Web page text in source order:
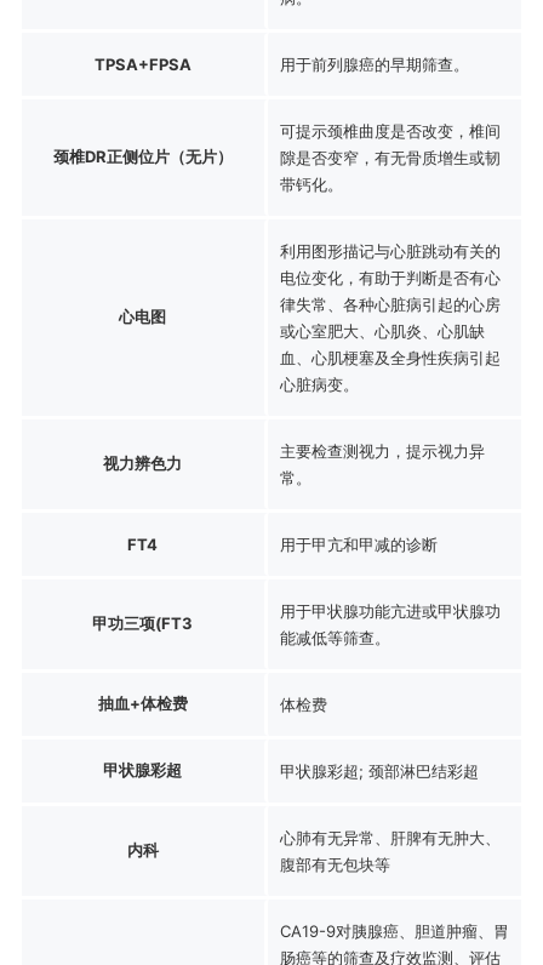
TPSA+FPSA 用于前列腺癌的早期筛查。
颈椎DR正侧位片（无片）
可提示颈椎曲度是否改变，椎间
隙是否变窄，有无骨质增生或韧
带钙化。
心电图
利用图形描记与心脏跳动有关的
电位变化，有助于判断是否有心
律失常、各种心脏病引起的心房
或心室肥大、心肌炎、心肌缺
血、心肌梗塞及全身性疾病引起
心脏病变。
视力辨色力
主要检查测视力，提示视力异
常。
FT4 用于甲亢和甲减的诊断
甲功三项(FT3
用于甲状腺功能亢进或甲状腺功
能减低等筛查。
抽血+体检费 体检费
甲状腺彩超 甲状腺彩超; 颈部淋巴结彩超
内科
心肺有无异常、肝脾有无肿大、
腹部有无包块等
CA19-9对胰腺癌、胆道肿瘤、胃
肠癌等的筛查及疗效监测、评估